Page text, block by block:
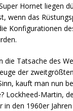
Hornet liegen
wenn das
Konfigurationen
die Tatsache des
der
kauft man nun
Lockheed-Martin,
in den 1960er